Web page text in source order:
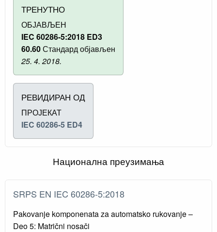
ТРЕНУТНО
ОБЈАВЉЕН
IEC 60286-5:2018 ED3
60.60Стандард објављен
25. 4. 2018.
РЕВИДИРАН ОД
ПРОЈЕКАТ
IEC 60286-5 ED4
Национална преузимања
SRPS EN IEC 60286-5:2018
Pakovanje komponenata za automatsko rukovanje –
Deo 5: Matrični nosači